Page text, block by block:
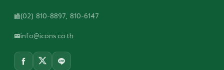
(02) 810-8897, 810-6147
info@icons.co.th